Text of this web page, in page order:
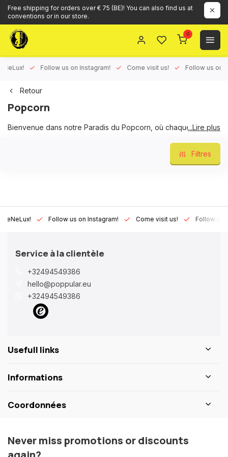
Free shipping for orders over € 75 (BE)! You can also find us at
conventions or in our store.
0
Follow us on Instagram! Come visit us! Follow us on
Retour
Popcorn
Bienvenue dans notre Paradis du Popcorn, où chaque grain
et des
, notre sélection de popcorn est une fête de saveurs.
Rejoignez-nous pour une aventure gourmande et laissez-vous
...Lire plus
Filtres
Follow us on Instagram! Come visit us! Follow us on
Service à la clientèle
+32494549386
hello@poppular.eu
+32494549386
Usefull links
Informations
Coordonnées
Never miss promotions or discounts